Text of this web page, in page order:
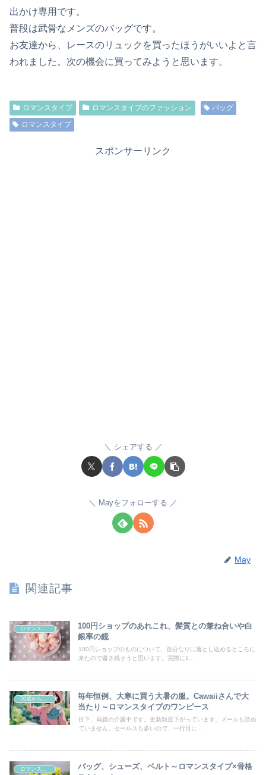
出かけ専用です。
普段は武骨なメンズのバッグです。
お友達から、レースのリュックを買ったほうがいいよと言
われました。次の機会に買ってみようと思います。
ロマンスタイプ ロマンスタイプのファッション
バッグ
ロマンスタイプ
スポンサーリンク
シェアする
Mayをフォローする
May
関連記事
ロマンスタイプ
100円ショップのあれこれ、髪質との兼ね合いや白
銀率の鏡
100円ショップのものについて、自分なりに落とし込めるところに
来たので書き残そうと思います。実際に1...
毎年恒例、大寒に買う大暑の服。Cawaiiさんで大
当たり～ロマンスタイプのワンピース
目下、両親の介護中です。更新頻度下がっています。メールも読め
ていません。セールスも多いので、一行目に...
バッグ、シューズ、ベルト～ロマンスタイプ×骨格